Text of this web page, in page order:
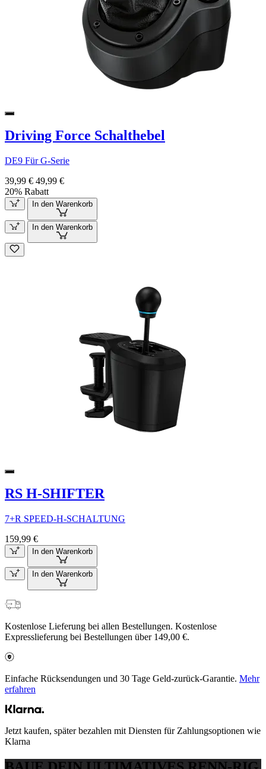
Driving Force Schalthebel
DE9 Für G-Serie
39,99 € 49,99 €
20% Rabatt
In den Warenkorb
In den Warenkorb
RS H-SHIFTER
7+R SPEED-H-SCHALTUNG
159,99 €
In den Warenkorb
In den Warenkorb
Kostenlose Lieferung bei allen Bestellungen. Kostenlose
Expresslieferung bei Bestellungen über 149,00 €.
Einfache Rücksendungen und 30 Tage Geld-zurück-Garantie. Mehr
erfahren
Jetzt kaufen, später bezahlen mit Diensten für Zahlungsoptionen wie
Klarna